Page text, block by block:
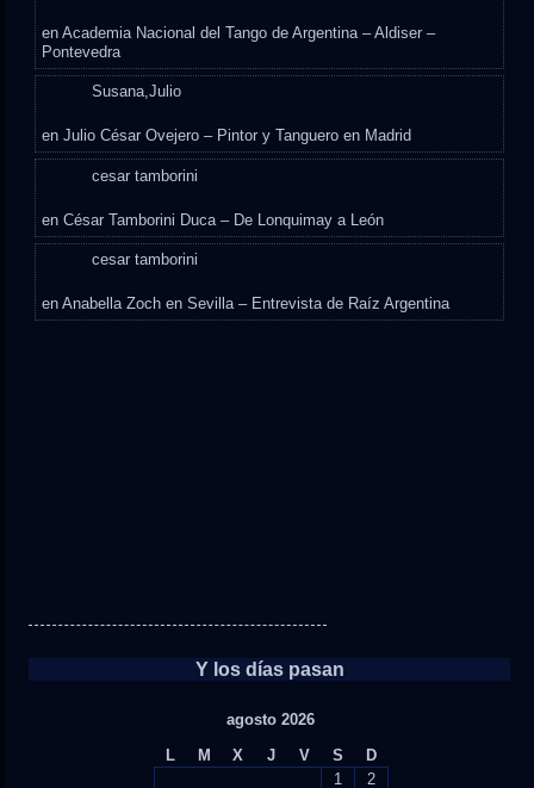
enAcademia Nacional del Tango de Argentina – Aldiser –
Pontevedra
Susana,Julio
enJulio César Ovejero – Pintor y Tanguero en Madrid
cesar tamborini
enCésar Tamborini Duca – De Lonquimay a León
cesar tamborini
enAnabella Zoch en Sevilla – Entrevista de Raíz Argentina
Y los días pasan
agosto 2026
L
M X J V S
D
1
2